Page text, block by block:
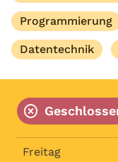
Programmierung
Datentechnik
Freitag